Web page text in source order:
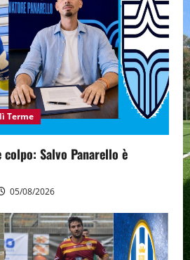
Terme
colpo: Salvo Panarello è
05/08/2026